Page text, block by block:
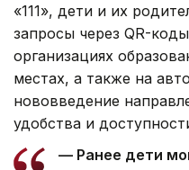
«111», дети и их
запросы через QR-
организациях
местах, а также на
нововведение
удобства и
— Ранее дети